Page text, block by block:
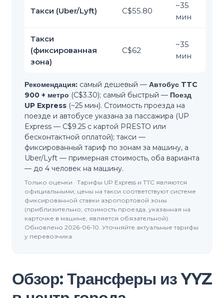
Такси (Uber/Lyft) C$55.80
~35
мин
Такси
(фиксированная
зона)
C$62
~35
мин
Рекомендация: самый дешевый — Автобус TTC
900 + метро (C$3.30); самый быстрый — Поезд
UP Express (~25 мин). Стоимость проезда на
поезде и автобусе указана за пассажира (UP
Express — C$9.25 с картой PRESTO или
бесконтактной оплатой); такси —
фиксированный тариф по зонам за машину, а
Uber/Lyft — примерная стоимость, оба варианта
— до 4 человек на машину.
Только оценки · Тарифы UP Express и TTC являются
официальными; цены на такси соответствуют системе
фиксированной ставки аэропортовой зоны
(приблизительно; стоимость проезда, указанная на
карточке в машине, является обязательной).
Обновлено 2026-06-10. Уточняйте актуальные тарифы
у перевозчика.
Обзор: Трансферы из YYZ